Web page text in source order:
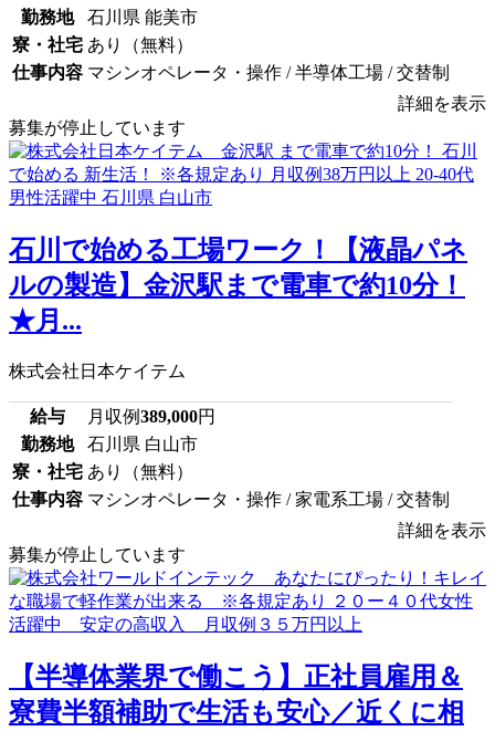
勤務地
石川県 能美市
寮・社宅 あり（無料）
仕事内容 マシンオペレータ・操作 / 半導体工場 / 交替制
詳細を表示
募集が停止しています
石川で始める工場ワーク！【液晶パネ
ルの製造】金沢駅まで電車で約10分！
★月...
株式会社日本ケイテム
給与 月収例389,000円
勤務地
石川県 白山市
寮・社宅 あり（無料）
仕事内容 マシンオペレータ・操作 / 家電系工場 / 交替制
詳細を表示
募集が停止しています
【半導体業界で働こう】正社員雇用＆
寮費半額補助で生活も安心／近くに相